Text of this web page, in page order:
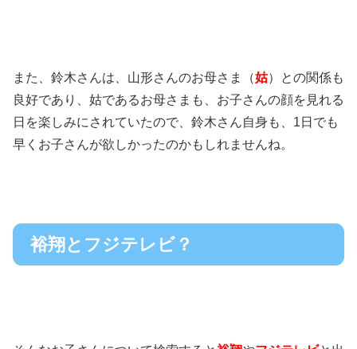
また、鈴木さんは、山形さんのお母さま（姑）との関係も
良好であり、 姑であるお母さまも、お子さんの顔を見れる
日を楽しみにされていたので、 鈴木さん自身も、1日でも
早くお子さんが欲しかったのかもしれませんね。
裕翔とフジテレビ？